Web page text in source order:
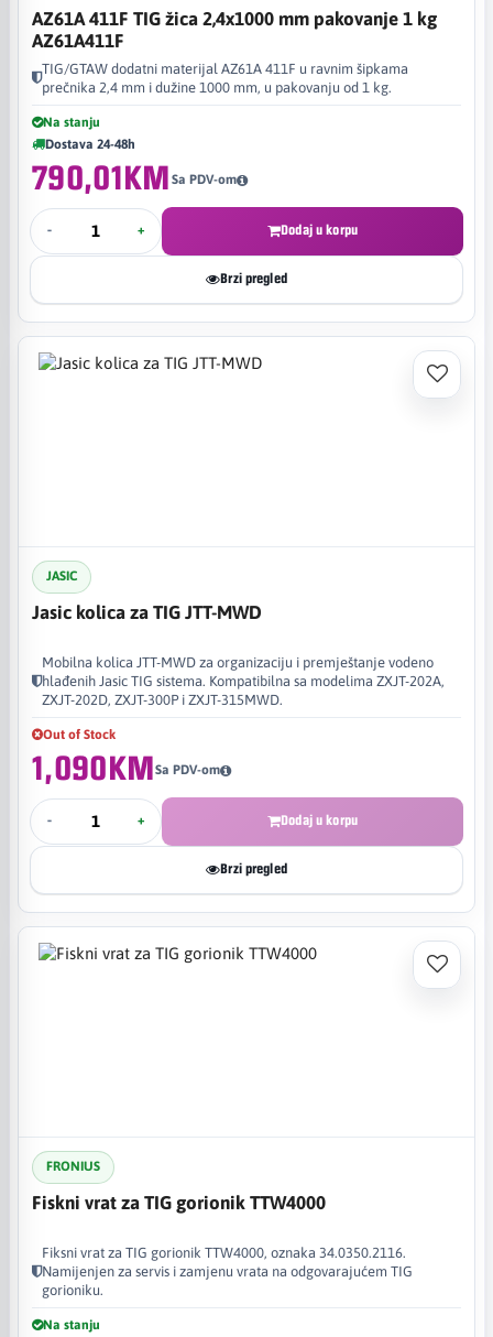
AZ61A 411F TIG žica 2,4x1000 mm pakovanje 1 kg
AZ61A411F
TIG/GTAW dodatni materijal AZ61A 411F u ravnim šipkama
prečnika 2,4 mm i dužine 1000 mm, u pakovanju od 1 kg.
Na stanju
Dostava 24-48h
790,01KM Sa PDV-om
- + Dodaj u korpu
Brzi pregled
JASIC
Jasic kolica za TIG JTT-MWD
Mobilna kolica JTT-MWD za organizaciju i premještanje vodeno
hlađenih Jasic TIG sistema. Kompatibilna sa modelima ZXJT-202A,
ZXJT-202D, ZXJT-300P i ZXJT-315MWD.
Out of Stock
1,090KMSa PDV-om
- + Dodaj u korpu
Brzi pregled
FRONIUS
Fiskni vrat za TIG gorionik TTW4000
Fiksni vrat za TIG gorionik TTW4000, oznaka 34.0350.2116.
Namijenjen za servis i zamjenu vrata na odgovarajućem TIG
gorioniku.
Na stanju